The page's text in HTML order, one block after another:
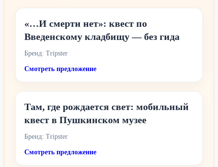
«…И смерти нет»: квест по
Введенскому кладбищу — без гида
Бренд: Tripster
Смотреть предложение
Там, где рождается свет: мобильный
квест в Пушкинском музее
Бренд: Tripster
Смотреть предложение